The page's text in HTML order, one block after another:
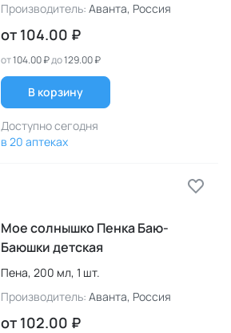
Производитель: Аванта, Россия
от 104.00 ₽
от104.00 ₽до129.00 ₽
В корзину
Доступно сегодня
в 20 аптеках
Мое солнышко Пенка Баю-
Баюшки детская
Пена, 200 мл, 1 шт.
Производитель: Аванта, Россия
от 102.00 ₽